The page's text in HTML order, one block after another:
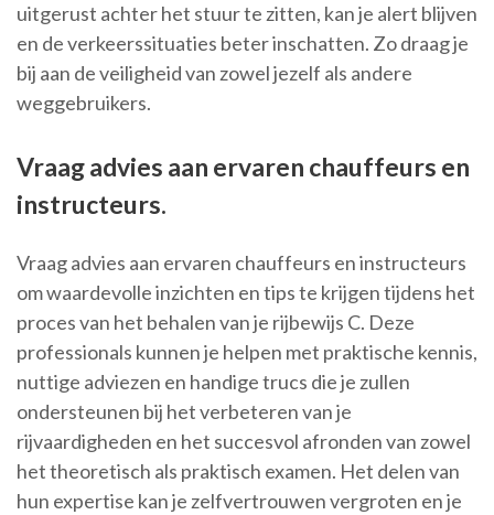
uitgerust achter het stuur te zitten, kan je alert blijven
en de verkeerssituaties beter inschatten. Zo draag je
bij aan de veiligheid van zowel jezelf als andere
weggebruikers.
Vraag advies aan ervaren chauffeurs en
instructeurs.
Vraag advies aan ervaren chauffeurs en instructeurs
om waardevolle inzichten en tips te krijgen tijdens het
proces van het behalen van je rijbewijs C. Deze
professionals kunnen je helpen met praktische kennis,
nuttige adviezen en handige trucs die je zullen
ondersteunen bij het verbeteren van je
rijvaardigheden en het succesvol afronden van zowel
het theoretisch als praktisch examen. Het delen van
hun expertise kan je zelfvertrouwen vergroten en je